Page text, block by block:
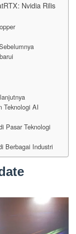
Nvidia Rilis
Teknologi AI
Pasar Teknologi
Berbagai Industri